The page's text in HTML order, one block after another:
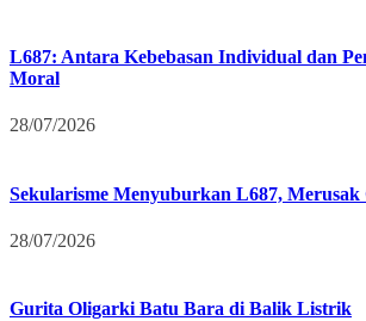
L687: Antara Kebebasan Individual dan
Moral
28/07/2026
Sekularisme Menyuburkan L687, Merusak
28/07/2026
Gurita Oligarki Batu Bara di Balik Listrik